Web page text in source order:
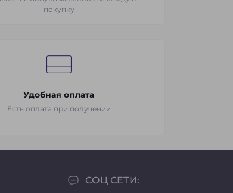
покупку
Удобная оплата
Есть оплата при получении
СОЦ СЕТИ: